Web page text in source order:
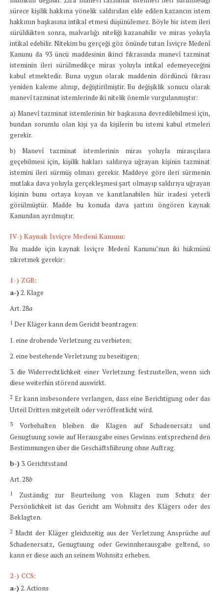
sürece kişilik hakkına yönelik saldırıdan elde edilen kazancın istem
hakkının başkasına intikal etmesi düşünülemez. Böyle bir istem ileri
sürüldükten sonra, malvarlığı niteliği kazanabilir ve miras yoluyla
intikal edebilir. Nitekim bu gerçeği göz önünde tutan İsviçre Medenî
Kanunu da 93 üncü maddesinin ikinci fıkrasında manevî tazminat
isteminin ileri sürülmedikçe miras yoluyla intikal edemeyeceğini
kabul etmektedir. Buna uygun olarak maddenin dördüncü fıkrası
yeniden kaleme alınıp, değiştirilmiştir. Bu değişiklik sonucu olarak
manevî tazminat istemlerinde iki nitelik önemle vurgulanmıştır:
a) Manevî tazminat istemlerinin bir başkasına devredilebilmesi için,
bundan sorumlu olan kişi ya da kişilerin bu istemi kabul etmeleri
gerekir.
b) Manevî tazminat istemlerinin miras yoluyla mirasçılara
geçebilmesi için, kişilik hakları saldırıya uğrayan kişinin tazminat
istemini ileri sürmüş olması gerekir. Maddeye göre ileri sürmenin
mutlaka dava yoluyla gerçekleşmesi şart olmayıp saldırıya uğrayan
kişinin bunu ortaya koyan ve kanıtlanabilen hür iradesi yeterli
görülmüştür. Madde bu konuda dava şartını öngören kaynak
Kanundan ayrılmıştır.
IV-) Kaynak İsviçre Medenî Kanunu:
Bu madde için kaynak İsviçre Medenî Kanunu’nun iki hükmünü
zikretmek gerekir:
1-) ZGB­:
a-) 2. Klage
Art. 28a
1 Der Kläger kann dem Gericht beantragen:
1. eine drohende Verletzung zu verbieten;
2. eine bestehende Verletzung zu beseitigen;
3. die Widerrechtlichkeit einer Verletzung festzustellen, wenn sich
diese weiterhin störend auswirkt.
2 Er kann insbesondere verlangen, dass eine Berichtigung oder das
Urteil Dritten mitgeteilt oder veröffentlicht wird.
3 Vorbehalten bleiben die Klagen auf Schadenersatz und
Genugtuung sowie auf Herausgabe eines Gewinns entsprechend den
Bestimmungen über die Geschäftsführung ohne Auftrag.
b-) 3. Gerichtsstand
Art. 28b
1
Zuständig zur Beurteilung von Klagen zum Schutz der
Persönlichkeit ist das Gericht am Wohnsitz des Klägers oder des
Beklagten.
2 Macht der Kläger gleichzeitig aus der Verletzung Ansprüche auf
Schadenersatz, Genugtuung oder Gewinnherausgabe geltend, so
kann er diese auch an seinem Wohnsitz erheben.
2-) CCS:
a-) 2. Actions